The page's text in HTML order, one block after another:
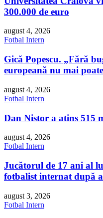
300.000 de euro
august 4, 2026
Fotbal Intern
Gică Popescu. „Fără
europeană nu mai
august 4, 2026
Fotbal Intern
Dan Nistor a atins 515
august 4, 2026
Fotbal Intern
Jucătorul de 17 ani al
fotbalist internat după
august 3, 2026
Fotbal Intern